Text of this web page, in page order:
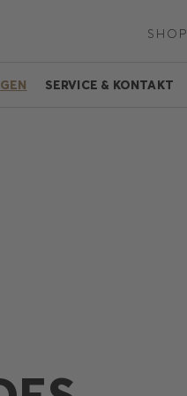
SHOP
SERVICE & KONTAKT